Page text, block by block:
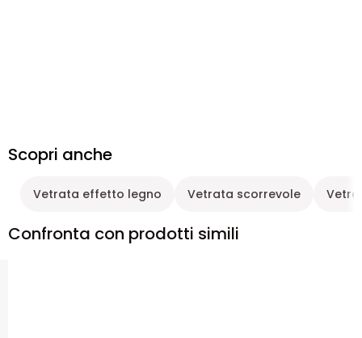
Scopri anche
Vetrata effetto legno Vetrata scorrevole
Confronta con prodotti simili